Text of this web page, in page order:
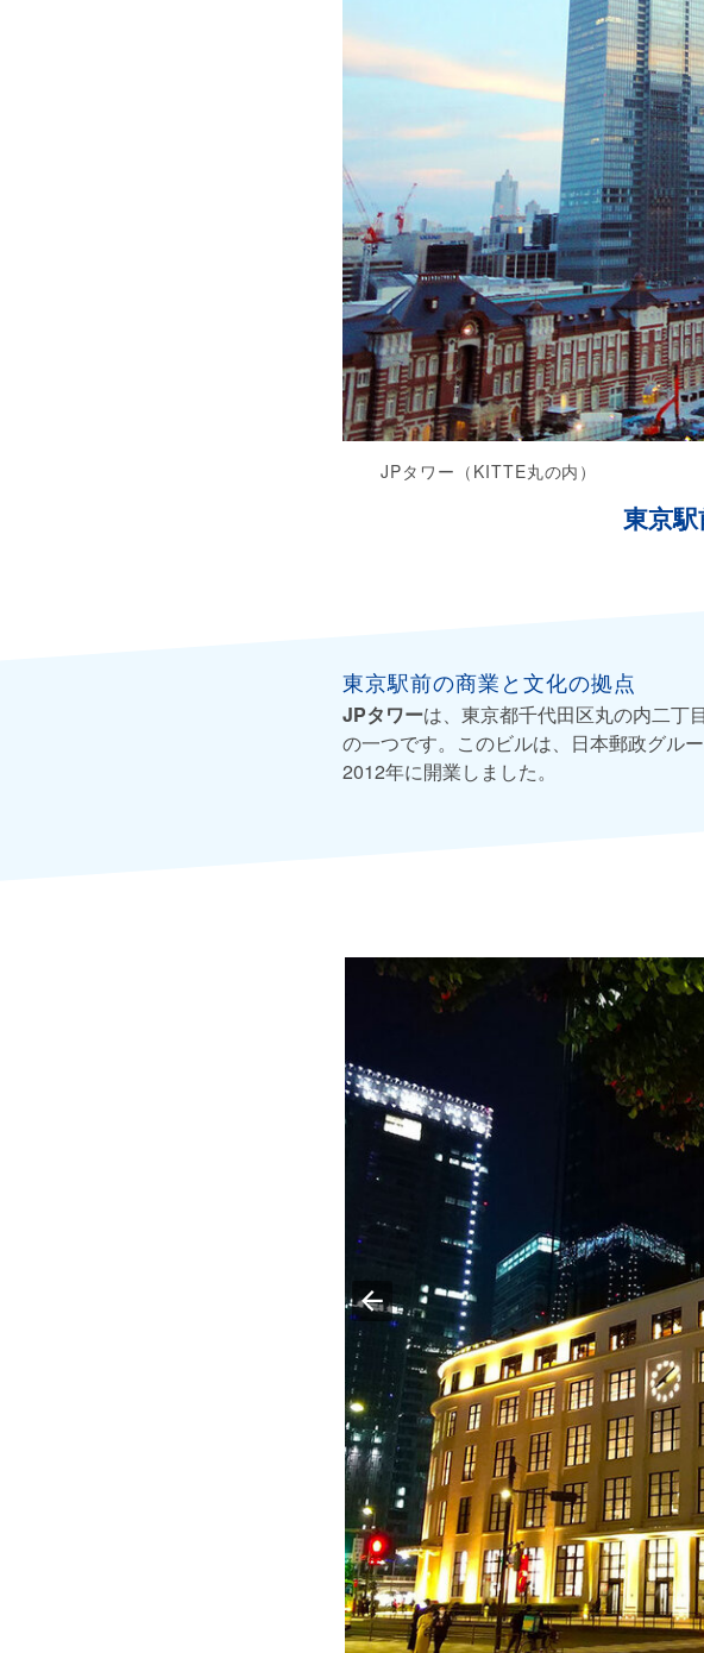
JPタワー（KITTE丸の内）
東京
東京駅前の商業と文化の拠点
JPタワーは、東京都千代田区丸の内二丁
の一つです。このビルは、日本郵政グル
2012年に開業しました。